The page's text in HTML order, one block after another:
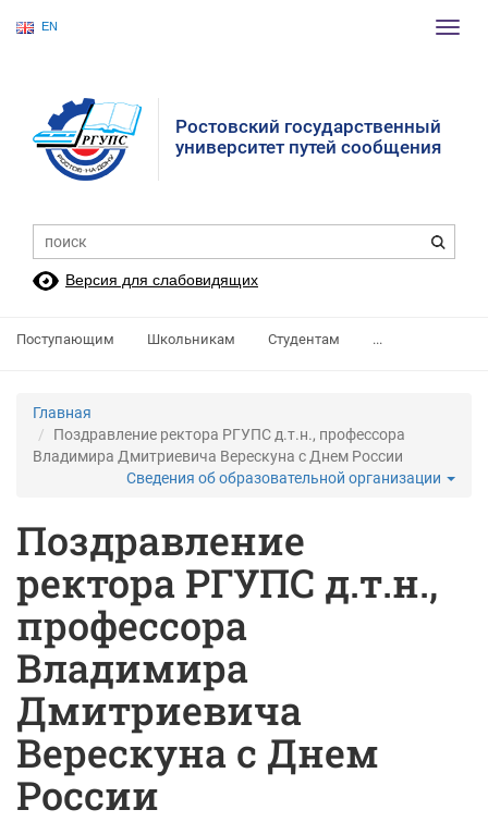
EN
Ростовский государственный
университет путей сообщения
Версия для слабовидящих
Поступающим Школьникам Студентам ...
Главная
Поздравление ректора РГУПС д.т.н., профессора
Владимира Дмитриевича Верескуна с Днем России
Сведения об образовательной организации
Поздравление
ректора РГУПС д.т.н.,
профессора
Владимира
Дмитриевича
Верескуна с Днем
России